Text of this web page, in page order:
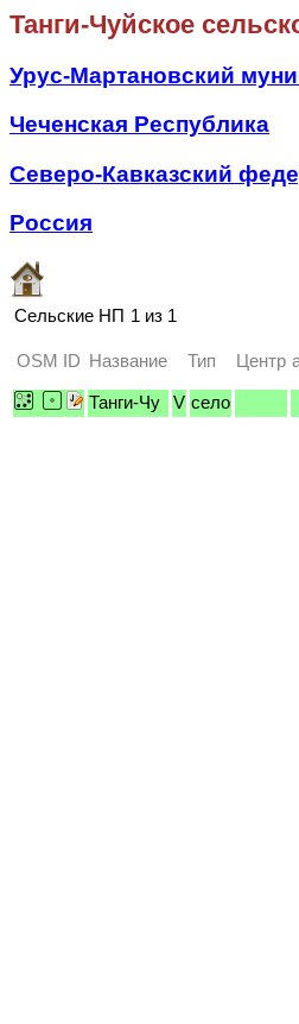
Танги-Чуйское
Урус-Мартановский
Чеченская Республика
Северо-Кавказский
Россия
Сельские НП 1 из 1
OSM ID Название Тип Центр
Танги-Чу
V село